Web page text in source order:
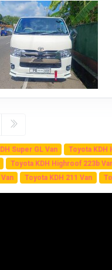
Super GL Van Toyota KDH
Toyota KDH Highroof 223b
Toyota KDH 211 Van